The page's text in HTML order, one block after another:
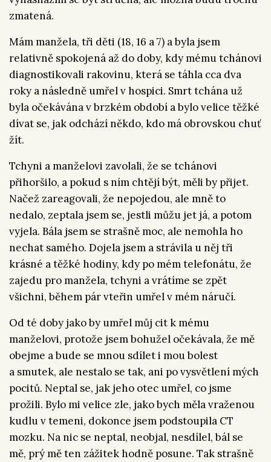
zmatená.
Mám manžela, tři děti (18, 16 a 7) a byla jsem
relativně spokojená až do doby, kdy mému tchánovi
diagnostikovali rakovinu, která se táhla cca dva
roky a následně umřel v hospici. Smrt tchána už
byla očekávána v brzkém období a bylo velice těžké
dívat se, jak odchází někdo, kdo má obrovskou chuť
žít.
Tchyni a manželovi zavolali, že se tchánovi
přihoršilo, a pokud s ním chtějí být, měli by přijet.
Načež zareagovali, že nepojedou, ale mně to
nedalo, zeptala jsem se, jestli můžu jet já, a potom
vyjela. Bála jsem se strašně moc, ale nemohla ho
nechat samého. Dojela jsem a strávila u něj tři
krásné a těžké hodiny, kdy po mém telefonátu, že
zajedu pro manžela, tchyni a vrátíme se zpět
všichni, během pár vteřin umřel v mém náručí.
Od té doby jako by umřel můj cit k mému
manželovi, protože jsem bohužel očekávala, že mě
obejme a bude se mnou sdílet i mou bolest
a smutek, ale nestalo se tak, ani po vysvětlení mých
pocitů. Neptal se, jak jeho otec umřel, co jsme
prožili. Bylo mi velice zle, jako bych měla vraženou
kudlu v temeni, dokonce jsem podstoupila CT
mozku. Na nic se neptal, neobjal, nesdílel, bál se
mě, prý mě ten zážitek hodně posune. Tak strašně